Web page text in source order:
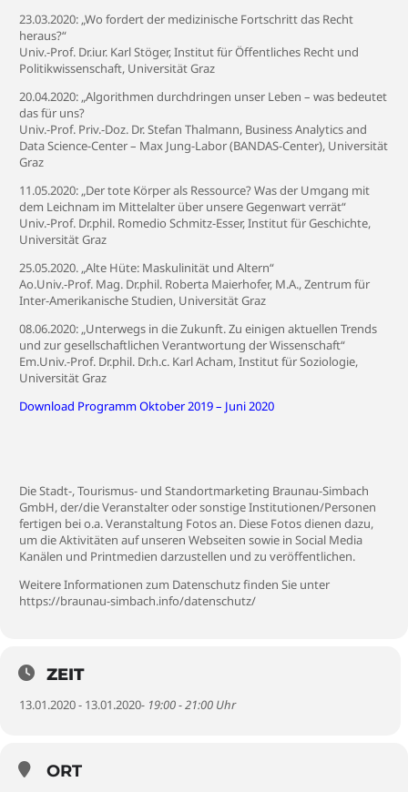
23.03.2020: „Wo fordert der medizinische Fortschritt das Recht
heraus?“
Univ.-Prof. Dr.iur. Karl Stöger, Institut für Öffentliches Recht und
Politikwissenschaft, Universität Graz
20.04.2020: „Algorithmen durchdringen unser Leben – was bedeutet
das für uns?
Univ.-Prof. Priv.-Doz. Dr. Stefan Thalmann, Business Analytics and
Data Science-Center – Max Jung-Labor (BANDAS-Center), Universität
Graz
11.05.2020: „Der tote Körper als Ressource? Was der Umgang mit
dem Leichnam im Mittelalter über unsere Gegenwart verrät“
Univ.-Prof. Dr.phil. Romedio Schmitz-Esser, Institut für Geschichte,
Universität Graz
25.05.2020. „Alte Hüte: Maskulinität und Altern“
Ao.Univ.-Prof. Mag. Dr.phil. Roberta Maierhofer, M.A., Zentrum für
Inter-Amerikanische Studien, Universität Graz
08.06.2020: „Unterwegs in die Zukunft. Zu einigen aktuellen Trends
und zur gesellschaftlichen Verantwortung der Wissenschaft“
Em.Univ.-Prof. Dr.phil. Dr.h.c. Karl Acham, Institut für Soziologie,
Universität Graz
Download Programm Oktober 2019 – Juni 2020
Die Stadt-, Tourismus- und Standortmarketing Braunau-Simbach
GmbH, der/die Veranstalter oder sonstige Institutionen/Personen
fertigen bei o.a. Veranstaltung Fotos an. Diese Fotos dienen dazu,
um die Aktivitäten auf unseren Webseiten sowie in Social Media
Kanälen und Printmedien darzustellen und zu veröffentlichen.
Weitere Informationen zum Datenschutz finden Sie unter
https://braunau-simbach.info/datenschutz/
ZEIT
13.01.2020 - 13.01.2020- 19:00 - 21:00 Uhr
ORT